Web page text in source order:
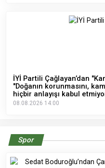
İYİ Partili Çağlayan’dan
"Doğanın korunmasını,
hiçbir anlayışı kabul
08.08.2026 14:00
Spor